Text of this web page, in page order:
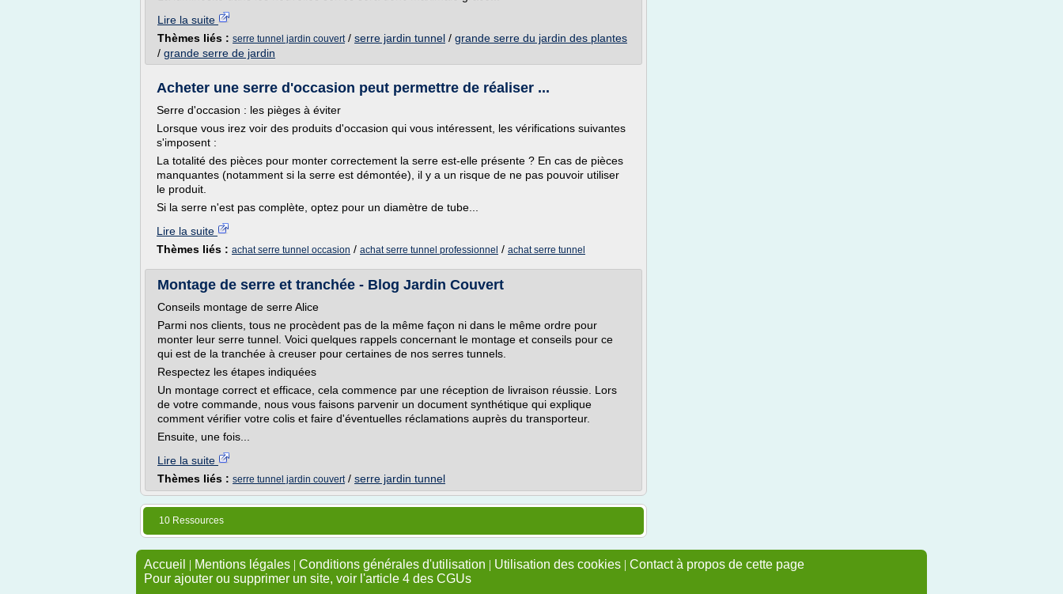
Lire la suite
Thèmes liés : serre tunnel jardin couvert/ serre jardin tunnel / grande serre du jardin des plantes
/ grande serre de jardin
Acheter une serre d'occasion peut permettre de réaliser ...
Serre d'occasion : les pièges à éviter
Lorsque vous irez voir des produits d'occasion qui vous intéressent, les vérifications suivantes
s'imposent :
La totalité des pièces pour monter correctement la serre est-elle présente ? En cas de pièces
manquantes (notamment si la serre est démontée), il y a un risque de ne pas pouvoir utiliser
le produit.
Si la serre n'est pas complète, optez pour un diamètre de tube...
Lire la suite
Thèmes liés : achat serre tunnel occasion / achat serre tunnel professionnel / achat serre tunnel
Montage de serre et tranchée - Blog Jardin Couvert
Conseils montage de serre Alice
Parmi nos clients, tous ne procèdent pas de la même façon ni dans le même ordre pour
monter leur serre tunnel. Voici quelques rappels concernant le montage et conseils pour ce
qui est de la tranchée à creuser pour certaines de nos serres tunnels.
Respectez les étapes indiquées
Un montage correct et efficace, cela commence par une réception de livraison réussie. Lors
de votre commande, nous vous faisons parvenir un document synthétique qui explique
comment vérifier votre colis et faire d'éventuelles réclamations auprès du transporteur.
Ensuite, une fois...
Lire la suite
Thèmes liés : serre tunnel jardin couvert/ serre jardin tunnel
10 Ressources
Accueil | Mentions légales | Conditions générales d'utilisation | Utilisation des cookies | Contact à propos de cette page
Pour ajouter ou supprimer un site, voir l'article 4 des CGUs